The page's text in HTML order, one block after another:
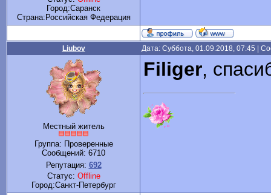
Город:Саранск
Cтрана:Российская Федерация
Liubov Дата: Суббота, 01.09.2018, 07:45 |
Местный житель
Группа: Проверенные
Сообщений: 6710
Репутация: 692
Статус: Offline
Город:Санкт-Петербург
Filiger,